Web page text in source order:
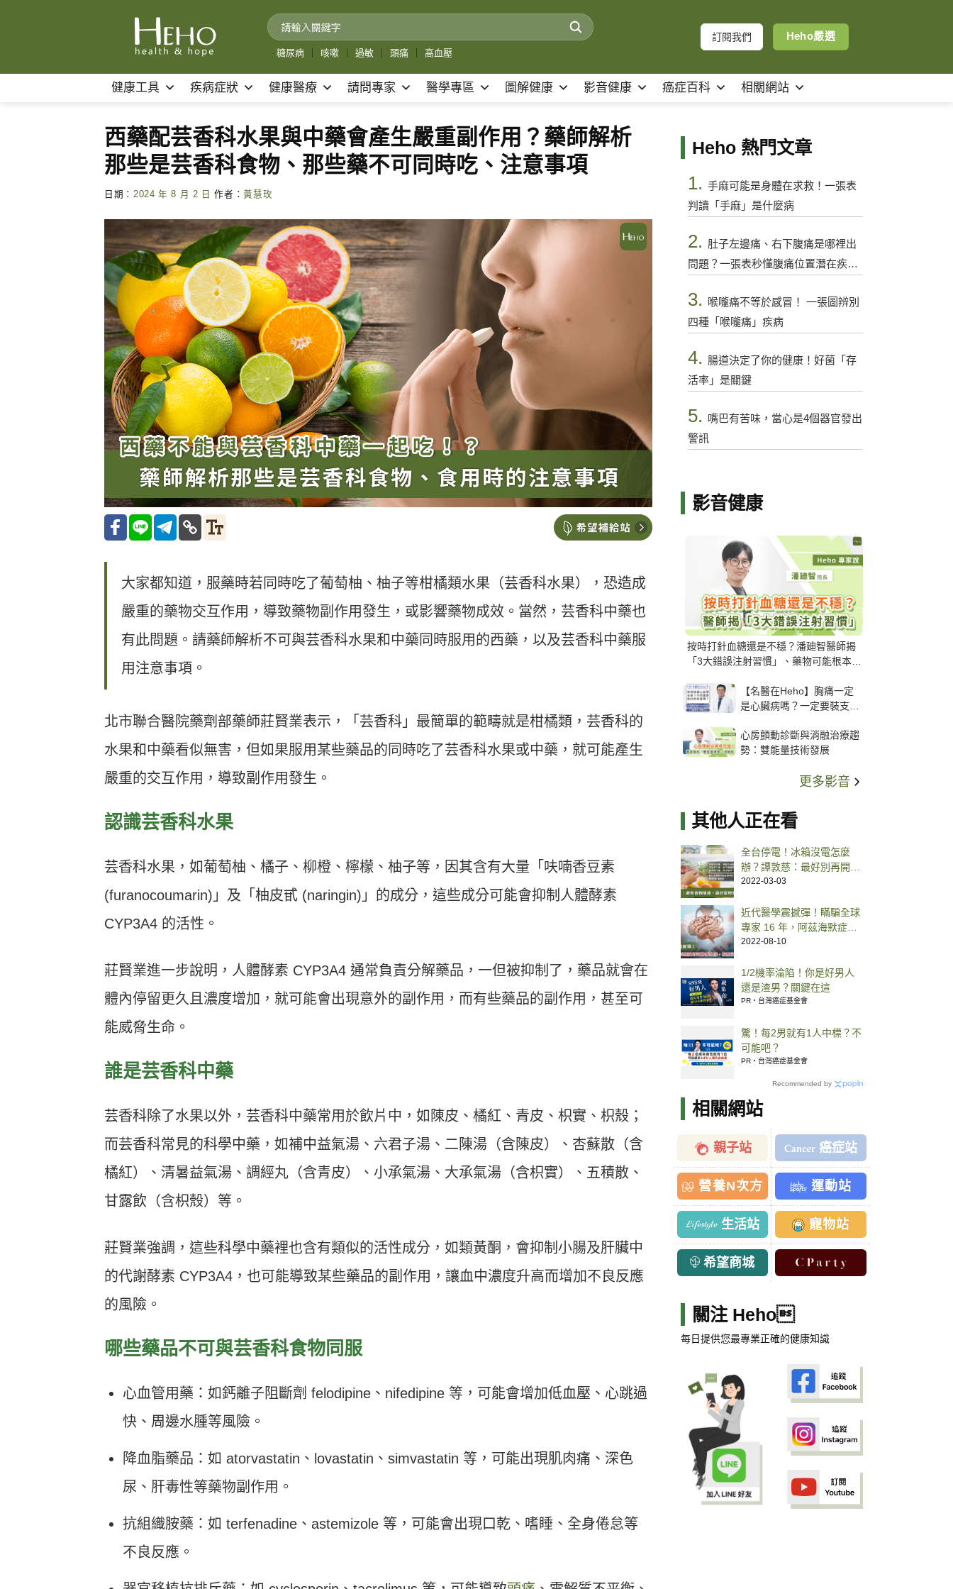
糖尿病 咳嗽 過敏 頭痛 高血壓
訂閱我們 Heho嚴選
健康工具 疾病症狀 健康醫療 請問專家 醫學專區 圖解健康 影音健康 癌症百科 相關網站
西藥配芸香科水果與中藥會產生嚴重副作用？藥師解析
那些是芸香科食物、那些藥不可同時吃、注意事項
日期： 2024 年 8 月 2 日 作者：黃慧玫
大家都知道，服藥時若同時吃了葡萄柚、柚子等柑橘類水果（芸香科水果），恐造成
嚴重的藥物交互作用，導致藥物副作用發生，或影響藥物成效。當然，芸香科中藥也
有此問題。請藥師解析不可與芸香科水果和中藥同時服用的西藥，以及芸香科中藥服
用注意事項。
北市聯合醫院藥劑部藥師莊賢業表示，「芸香科」最簡單的範疇就是柑橘類，芸香科的
水果和中藥看似無害，但如果服用某些藥品的同時吃了芸香科水果或中藥，就可能產生
嚴重的交互作用，導致副作用發生。
認識芸香科水果
芸香科水果，如葡萄柚、橘子、柳橙、檸檬、柚子等，因其含有大量「呋喃香豆素
(furanocoumarin)」及「柚皮甙 (naringin)」的成分，這些成分可能會抑制人體酵素
CYP3A4 的活性。
莊賢業進一步說明，人體酵素 CYP3A4 通常負責分解藥品，一但被抑制了，藥品就會在
體內停留更久且濃度增加，就可能會出現意外的副作用，而有些藥品的副作用，甚至可
能威脅生命。
誰是芸香科中藥
芸香科除了水果以外，芸香科中藥常用於飲片中，如陳皮、橘紅、青皮、枳實、枳殼；
而芸香科常見的科學中藥，如補中益氣湯、六君子湯、二陳湯（含陳皮）、杏蘇散（含
橘紅）、清暑益氣湯、調經丸（含青皮）、小承氣湯、大承氣湯（含枳實）、五積散、
甘露飲（含枳殼）等。
莊賢業強調，這些科學中藥裡也含有類似的活性成分，如類黃酮，會抑制小腸及肝臟中
的代謝酵素 CYP3A4，也可能導致某些藥品的副作用，讓血中濃度升高而增加不良反應
的風險。
哪些藥品不可與芸香科食物同服
心血管用藥：如鈣離子阻斷劑 felodipine、nifedipine 等，可能會增加低血壓、心跳過
快、周邊水腫等風險。
降血脂藥品：如 atorvastatin、lovastatin、simvastatin 等，可能出現肌肉痛、深色
尿、肝毒性等藥物副作用。
抗組織胺藥：如 terfenadine、astemizole 等，可能會出現口乾、嗜睡、全身倦怠等
不良反應。
Heho 熱門文章
1. 手麻可能是身體在求救！一張表
判讀「手麻」是什麼病
2. 肚子左邊痛、右下腹痛是哪裡出
問題？一張表秒懂腹痛位置潛在疾病
3.
喉嚨痛不等於感冒！ 一張圖辨別
四種「喉嚨痛」疾病
4. 腸道決定了你的健康！好菌「存
活率」是關鍵
5. 嘴巴有苦味，當心是4個器官發出
警訊
影音健康
按時打針血糖還是不穩？潘廸智醫師揭
「3大錯誤注射習慣」、藥物可能根本沒
【名醫在Heho】胸痛一定
是心臟病嗎？一定要裝支
解析支架種類、風險與選擇
關鍵
心房顫動診斷與消融治療趨
勢：雙能量技術發展
更多影音
其他人正在看
全台停電！冰箱沒電怎麼
辦？譚敦慈：最好別再開冰
箱
2022-03-03
近代醫學震撼彈！瞞騙全球
專家 16 年，阿茲海默症關
鍵研究驚傳造假
2022-08-10
1/2機率淪陷！你是好男人
還是渣男？關鍵在這
PR・台灣癌症基金會
驚！每2男就有1人中標？不
可能吧？
PR・台灣癌症基金會
Recommended by
相關網站
親子站 癌症站
營養N次方 運動站
生活站 寵物站
希望商城
關注 Heho
每日提供您最專業正確的健康知識